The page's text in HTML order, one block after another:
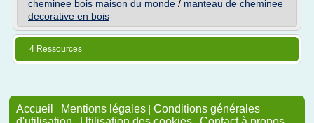
cheminee bois maison du monde / manteau de cheminee
decorative en bois
4 Ressources
Accueil | Mentions légales | Conditions générales